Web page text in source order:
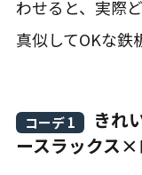
わせると、実際
真似してOKな鉄
コーデ 1
きれ
ースラックス×